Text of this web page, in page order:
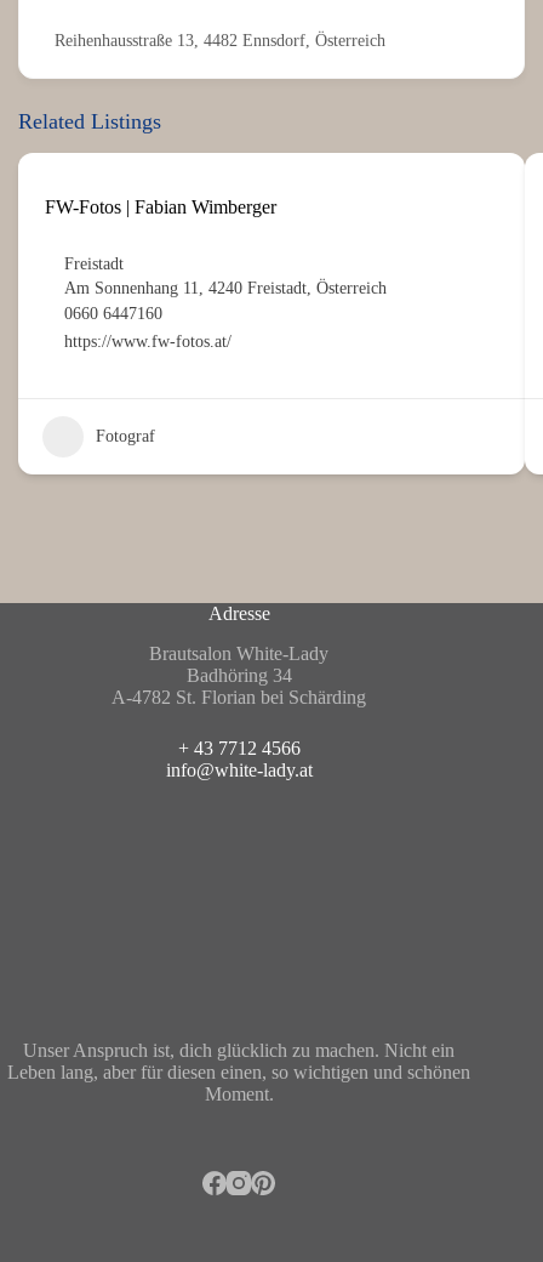
Reihenhausstraße 13, 4482 Ennsdorf, Österreich
Related Listings
FW-Fotos | Fabian Wimberger
Freistadt
Am Sonnenhang 11, 4240 Freistadt, Österreich
0660 6447160
https://www.fw-fotos.at/
Fotograf
Adresse
Brautsalon White-Lady
Badhöring 34
A-4782 St. Florian bei Schärding
+ 43 7712 4566
info@white-lady.at
Unser Anspruch ist, dich glücklich zu machen. Nicht ein
Leben lang, aber für diesen einen, so wichtigen und schönen
Moment.